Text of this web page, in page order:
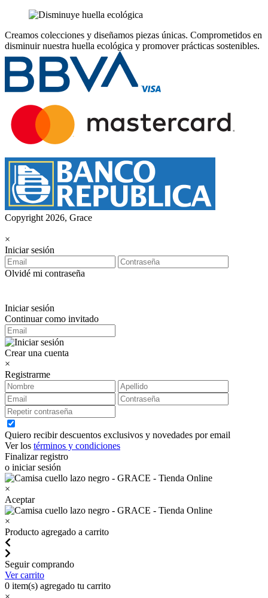
Creamos colecciones y diseñamos piezas únicas. Comprometidos en
disminuir nuestra huella ecológica y promover prácticas sostenibles.
Copyright 2026, Grace
×
Iniciar sesión
Olvidé mi contraseña
Iniciar sesión
Continuar como invitado
Crear una cuenta
×
Registrarme
Quiero recibir descuentos exclusivos y novedades por email
Ver los términos y condiciones
Finalizar registro
o iniciar sesión
×
Aceptar
×
Producto agregado a carrito
Seguir comprando
Ver carrito
0 item(s) agregado tu carrito